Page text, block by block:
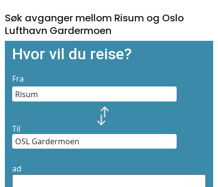
Søk avganger mellom Risum og Oslo
Lufthavn Gardermoen
Hvor vil du reise?
Fra
Til
ad